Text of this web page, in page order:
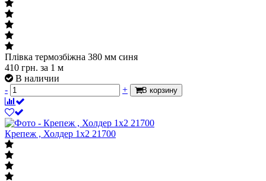
Плівка термозбіжна 380 мм синя
410 грн. за 1 м
В наличии
-
+ В корзину
Крепеж , Холдер 1x2 21700